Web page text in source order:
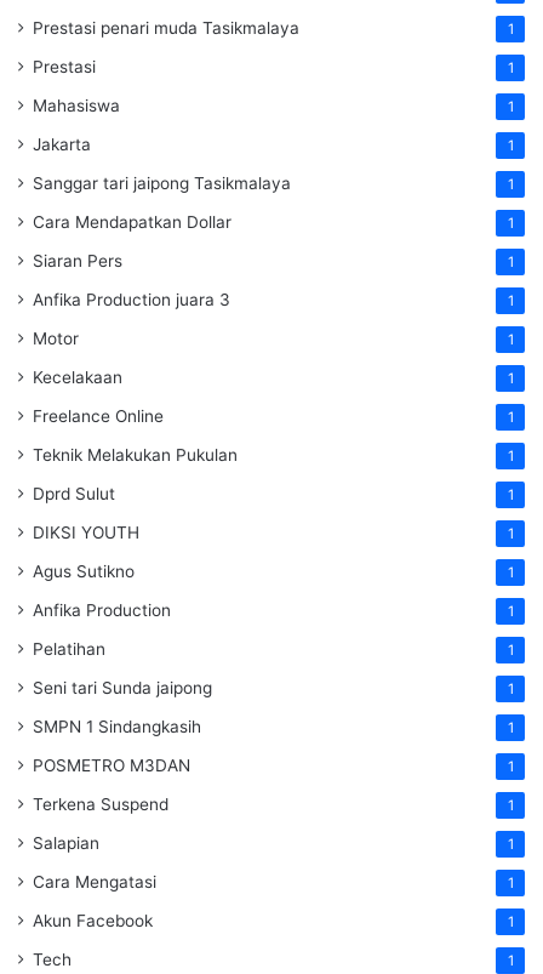
Prestasi penari muda Tasikmalaya 1
Prestasi 1
Mahasiswa 1
Jakarta 1
Sanggar tari jaipong Tasikmalaya 1
Cara Mendapatkan Dollar 1
Siaran Pers 1
Anfika Production juara 3 1
Motor 1
Kecelakaan 1
Freelance Online 1
Teknik Melakukan Pukulan 1
Dprd Sulut 1
DIKSI YOUTH 1
Agus Sutikno 1
Anfika Production 1
Pelatihan 1
Seni tari Sunda jaipong 1
SMPN 1 Sindangkasih 1
POSMETRO M3DAN 1
Terkena Suspend 1
Salapian 1
Cara Mengatasi 1
Akun Facebook 1
Tech 1